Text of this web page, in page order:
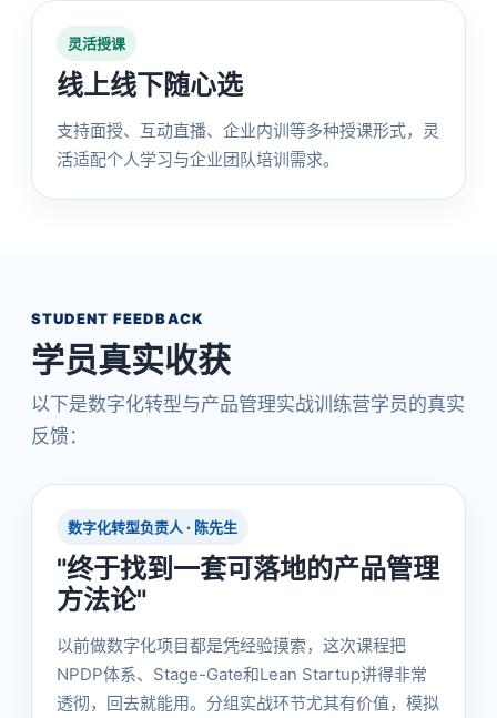
灵活授课
线上线下随心选
支持面授、互动直播、企业内训等多种授课形式，灵
活适配个人学习与企业团队培训需求。
STUDENT FEEDBACK
学员真实收获
以下是数字化转型与产品管理实战训练营学员的真实
反馈：
数字化转型负责人 · 陈先生
"终于找到一套可落地的产品管理
方法论"
以前做数字化项目都是凭经验摸索，这次课程把
NPDP体系、Stage-Gate和Lean Startup讲得非常
透彻，回去就能用。分组实战环节尤其有价值，模拟